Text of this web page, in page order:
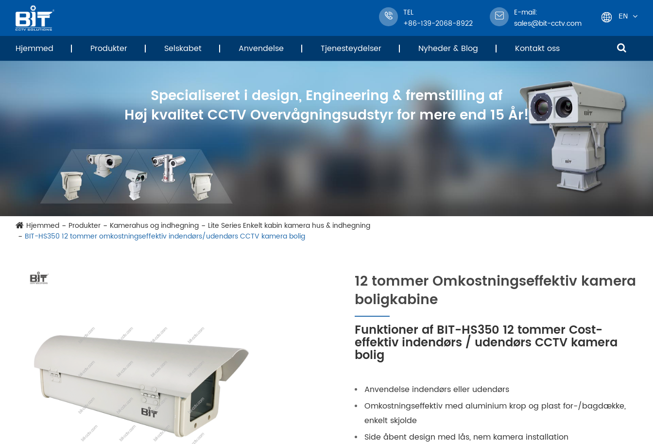
TEL
+86-139-2068-8922
E-mail:
sales@bit-cctv.com
EN
한국어
français
Deutsch
Español
العربية
ไทย
čeština
Svenska
Hjemmed Produkter Selskabet Anvendelse Tjenesteydelser Nyheder & Blog Kontakt oss
Specialiseret i design, Engineering & fremstilling af
Høj kvalitet CCTV Overvågningsudstyr for mere end 15 År!
Hjemmed Produkter Kamerahus og indhegning
Lite Series Enkelt kabin kamera hus & indhegning
BIT-HS350 12 tommer omkostningseffektiv indendørs/udendørs CCTV kamera bolig
12 tommer Omkostningseffektiv kamera
boligkabine
Funktioner af BIT-HS350 12 tommer Cost-
effektiv indendørs / udendørs CCTV kamera
bolig
Anvendelse indendørs eller udendørs
Omkostningseffektiv med aluminium krop og plast for-/bagdække,
enkelt skjolde
Side åbent design med lås, nem kamera installation